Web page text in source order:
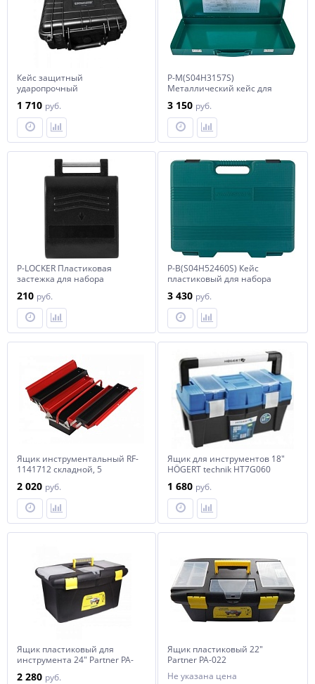
Кейс защитный
ударопрочный
1 710 руб.
P-M(S04H3157S)
Металлический кейс для
3 150 руб.
P-LOCKER Пластиковая
застежка для набора
210 руб.
P-B(S04H52460S) Кейс
пластиковый для набора
3 430 руб.
Ящик инструментальный RF-
1141712 складной, 5
2 020 руб.
Ящик для инструментов 18"
HÖGERT technik HT7G060
1 680 руб.
Ящик пластиковый для
инструмента 24" Partner PA-
2 280 руб.
Ящик пластиковый 22"
Partner PA-022
Не указана цена